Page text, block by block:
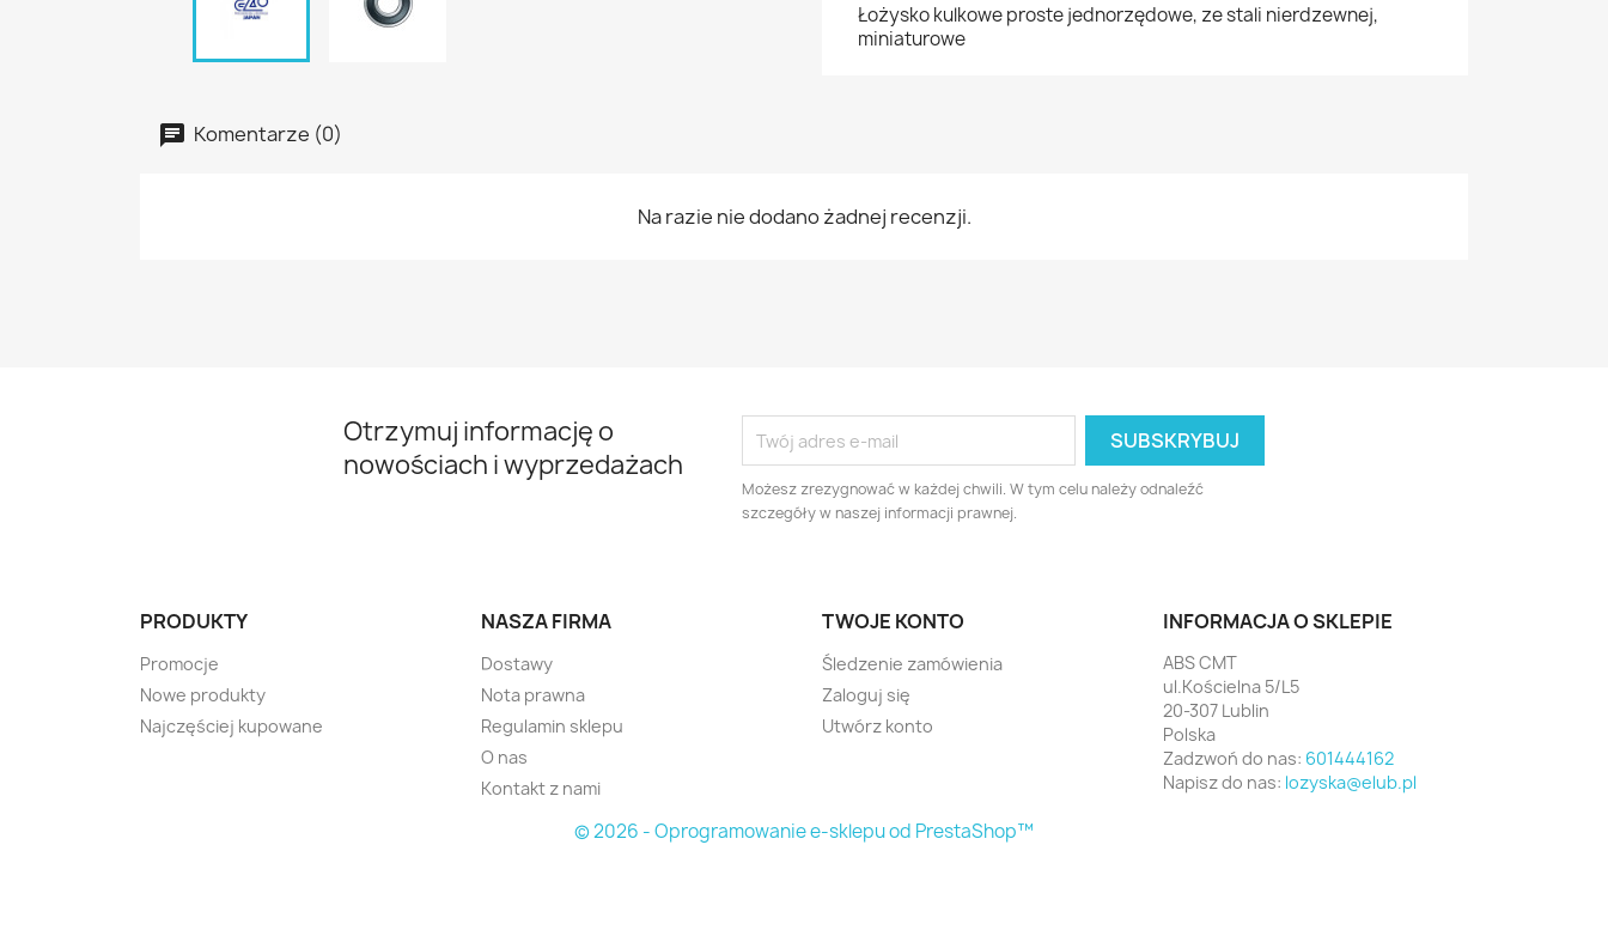
Łożysko kulkowe proste jednorzędowe, ze stali nierdzewnej,
miniaturowe
Komentarze (0)
Na razie nie dodano żadnej recenzji.
Otrzymuj informację o
nowościach i wyprzedażach
Możesz zrezygnować w każdej chwili. W tym celu należy odnaleźć
szczegóły w naszej informacji prawnej.
PRODUKTY
Promocje
Nowe produkty
Najczęściej kupowane
NASZA FIRMA
Dostawy
Nota prawna
Regulamin sklepu
O nas
Kontakt z nami
TWOJE KONTO
Śledzenie zamówienia
Zaloguj się
Utwórz konto
INFORMACJA O SKLEPIE
ABS CMT
ul.Kościelna 5/L5
20-307 Lublin
Polska
Zadzwoń do nas: 601444162
Napisz do nas: lozyska@elub.pl
© 2026 - Oprogramowanie e-sklepu od PrestaShop™